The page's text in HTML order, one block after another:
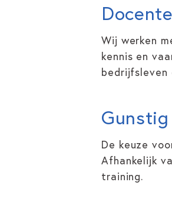
Wij werken
kennis en
bedrijfsleven
De keuze
Afhankelijk
training.